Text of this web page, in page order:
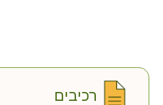
רכיבים